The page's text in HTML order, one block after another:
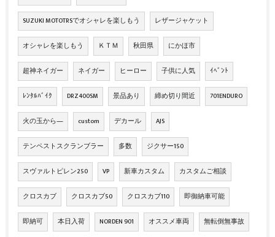
SUZUKI MOTOTRSでオシャレを楽しもう レザージャケット
オシャレを楽しもう ＫＴＭ 秋田県 にかほ市
超神ネイガー ネイガー ヒーロー 子供に人気 ｲﾍﾞﾝﾄ
ﾚﾝﾀﾙﾊﾞｲｸ DRZ400SM 景品あり 締め切り間近 701ENDURO
火の玉から― custom デカール AJS
テンペストスクランブラー 多数 ジクサー150
スヴァルトピレン250 VP 新車カスタム カスタムご相談
クロスカブ クロスカブ50 クロスカブ110 即御納車可能
即納可 本日入荷 NORDEN 901 オススメ車両 無転倒無事故